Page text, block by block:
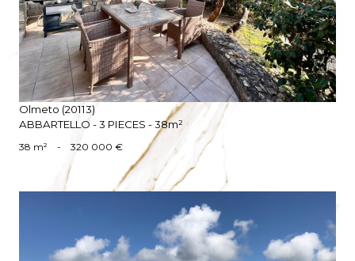
Olmeto (20113)
ABBARTELLO - 3 PIECES - 38m²
38 m² - 320 000 €